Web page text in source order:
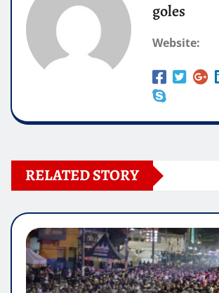
goles
Website:
RELATED STORY